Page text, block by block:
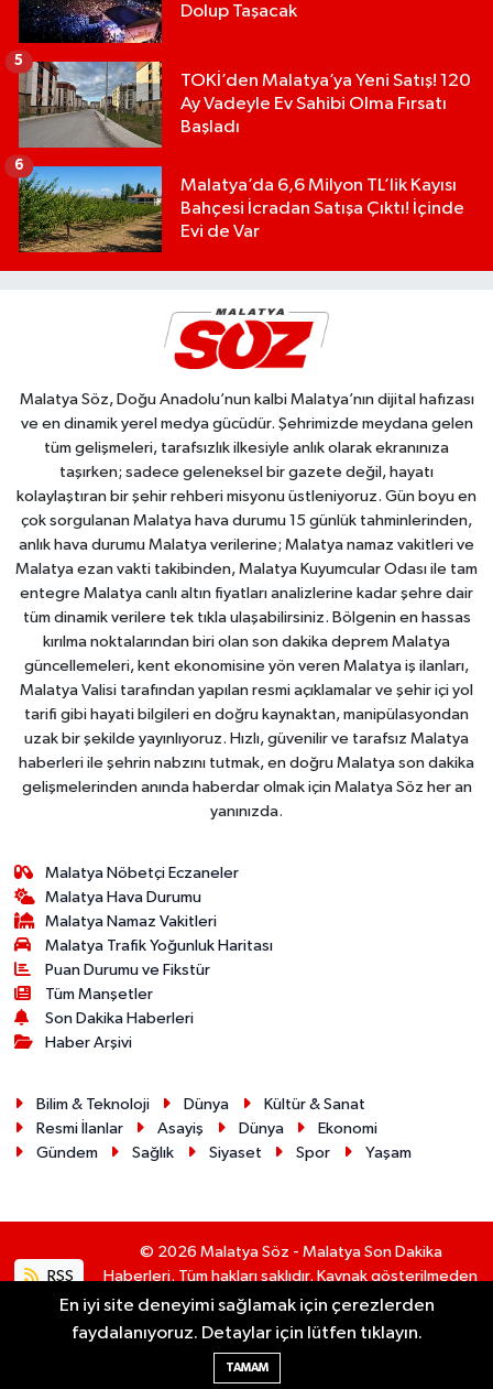
Dolup Taşacak
TOKİ’den Malatya’ya Yeni Satış! 120
Ay Vadeyle Ev Sahibi Olma Fırsatı
Başladı
5
Malatya’da 6,6 Milyon TL’lik Kayısı
Bahçesi İcradan Satışa Çıktı! İçinde
Evi de Var
6
Malatya Söz, Doğu Anadolu’nun kalbi Malatya’nın dijital hafızası
ve en dinamik yerel medya gücüdür. Şehrimizde meydana gelen
tüm gelişmeleri, tarafsızlık ilkesiyle anlık olarak ekranınıza
taşırken; sadece geleneksel bir gazete değil, hayatı
kolaylaştıran bir şehir rehberi misyonu üstleniyoruz. Gün boyu en
çok sorgulanan Malatya hava durumu 15 günlük tahminlerinden,
anlık hava durumu Malatya verilerine; Malatya namaz vakitleri ve
Malatya ezan vakti takibinden, Malatya Kuyumcular Odası ile tam
entegre Malatya canlı altın fiyatları analizlerine kadar şehre dair
tüm dinamik verilere tek tıkla ulaşabilirsiniz. Bölgenin en hassas
kırılma noktalarından biri olan son dakika deprem Malatya
güncellemeleri, kent ekonomisine yön veren Malatya iş ilanları,
Malatya Valisi tarafından yapılan resmi açıklamalar ve şehir içi yol
tarifi gibi hayati bilgileri en doğru kaynaktan, manipülasyondan
uzak bir şekilde yayınlıyoruz. Hızlı, güvenilir ve tarafsız Malatya
haberleri ile şehrin nabzını tutmak, en doğru Malatya son dakika
gelişmelerinden anında haberdar olmak için Malatya Söz her an
yanınızda.
Malatya Nöbetçi Eczaneler
Malatya Hava Durumu
Malatya Namaz Vakitleri
Malatya Trafik Yoğunluk Haritası
Puan Durumu ve Fikstür
Tüm Manşetler
Son Dakika Haberleri
Haber Arşivi
Bilim & Teknoloji Dünya
Kültür & Sanat
Resmi İlanlar
Asayiş Dünya
Ekonomi
Gündem
Sağlık Siyaset Spor Yaşam
RSS
© 2026 Malatya Söz - Malatya Son Dakika
Haberleri. Tüm hakları saklıdır. Kaynak gösterilmeden
alıntı yapılamaz.
Haber Yazılımı:
En iyi site deneyimi sağlamak için çerezlerden
faydalanıyoruz. Detaylar için lütfen tıklayın.
TAMAM